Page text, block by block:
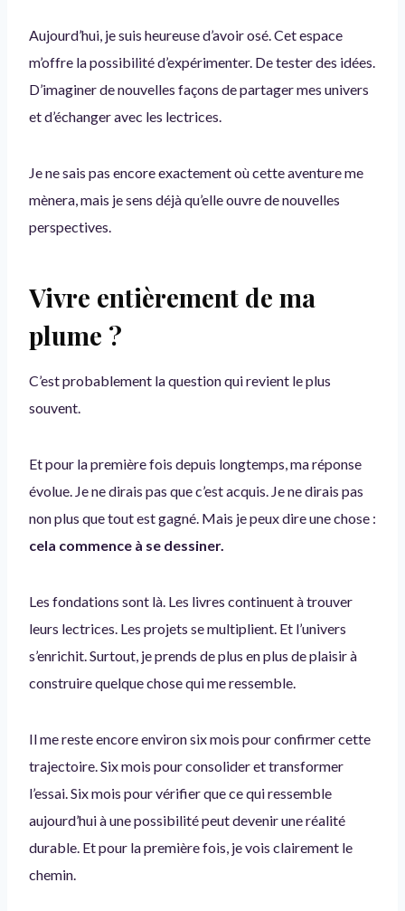
Aujourd’hui, je suis heureuse d’avoir osé. Cet espace
m’offre la possibilité d’expérimenter. De tester des idées.
D’imaginer de nouvelles façons de partager mes univers
et d’échanger avec les lectrices.
Je ne sais pas encore exactement où cette aventure me
mènera, mais je sens déjà qu’elle ouvre de nouvelles
perspectives.
Vivre entièrement de ma
plume ?
C’est probablement la question qui revient le plus
souvent.
Et pour la première fois depuis longtemps, ma réponse
évolue. Je ne dirais pas que c’est acquis. Je ne dirais pas
non plus que tout est gagné. Mais je peux dire une chose :
cela commence à se dessiner.
Les fondations sont là. Les livres continuent à trouver
leurs lectrices. Les projets se multiplient. Et l’univers
s’enrichit. Surtout, je prends de plus en plus de plaisir à
construire quelque chose qui me ressemble.
Il me reste encore environ six mois pour confirmer cette
trajectoire. Six mois pour consolider et transformer
l’essai. Six mois pour vérifier que ce qui ressemble
aujourd’hui à une possibilité peut devenir une réalité
durable. Et pour la première fois, je vois clairement le
chemin.